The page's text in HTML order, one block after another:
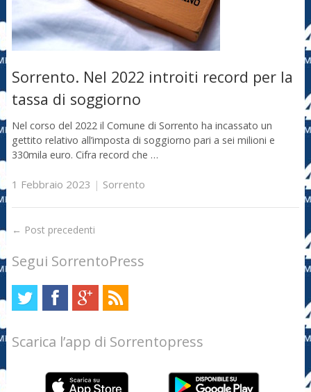
Sorrento. Nel 2022 introiti record per la
tassa di soggiorno
Nel corso del 2022 il Comune di Sorrento ha incassato un
gettito relativo all’imposta di soggiorno pari a sei milioni e
330mila euro. Cifra record che …
1 Febbraio 2023 | Sorrento
← Post precedenti
Segui SorrentoPress
Scarica l’app di Sorrentopress